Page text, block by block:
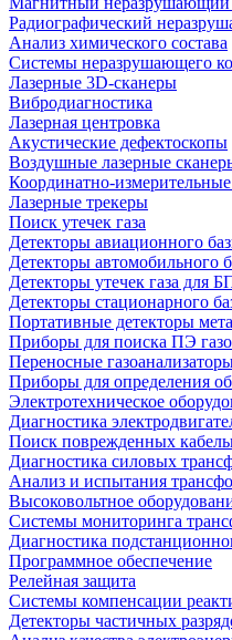
Радиографический
Анализ химического состава
Системы неразрушающего
Лазерные 3D-сканеры
Вибродиагностика
Лазерная центровка
Акустические дефектоскопы
Воздушные лазерные
Координатно-
Лазерные трекеры
Поиск утечек газа
Детекторы авиационного
Детекторы автомобильного
Детекторы утечек газа для
Детекторы стационарного
Портативные детекторы
Приборы для поиска ПЭ
Переносные
Приборы для определения
Электротехническое
Диагностика
Поиск поврежденных
Диагностика силовых
Анализ и испытания
Высоковольтное
Системы мониторинга
Диагностика
Программное обеспечение
Релейная защита
Системы компенсации
Детекторы частичных